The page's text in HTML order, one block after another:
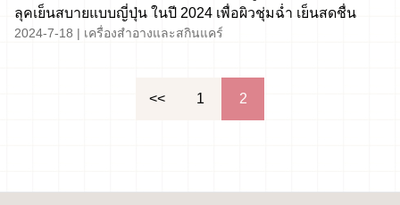
ลุคเย็นสบายแบบญี่ปุ่น ในปี 2024 เพื่อผิวชุ่มฉ่ำ เย็นสดชื่น
2024-7-18 | เครื่องสำอางและสกินแคร์
<< 1 2